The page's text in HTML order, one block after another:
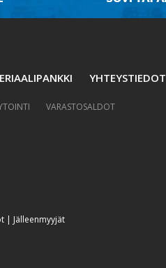
YHTEYSTIEDOT
VARASTOSALDOT
| Jälleenmyyjät